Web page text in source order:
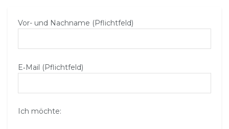
Vor- und Nachname (Pflichtfeld)
E‑Mail (Pflichtfeld)
Ich möchte: